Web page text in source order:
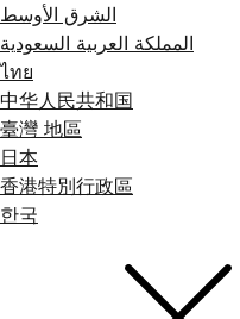
الشرق الأوسط
المملكة العربية السعودية
ไทย
中华人民共和国
臺灣 地區
日本
香港特別行政區
한국